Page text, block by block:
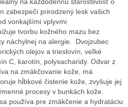
na každodennú starostlivosť o
zabezpečí prirodzený lesk vašich
vonkajšími vplyvmi
tvorbu kožného mazu bez
náchylnej na alergie. Dvojzubec
olejov a trieslovín, veľké
C, karotín, polysacharidy. Odvar z
na zmäkčovanie kože, má
hĺbkové čistenie kože, zvyšuje jej
procesy v bunkách kože.
používa pre zmäkčenie a hydratáciu